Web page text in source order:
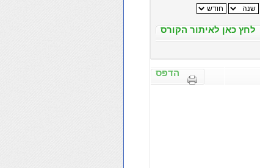
לחץ כאן לאיתור הקורס
הדפס